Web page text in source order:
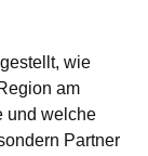
wie
am
und welche
Partner